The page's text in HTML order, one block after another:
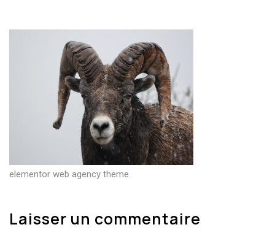
elementor web agency theme
Laisser un commentaire